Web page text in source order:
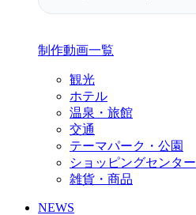
制作動画一覧
観光
ホテル
温泉・旅館
交通
テーマパーク・公園
ショッピングセンター
雑貨・商品
NEWS